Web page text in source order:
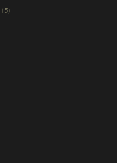
(5)